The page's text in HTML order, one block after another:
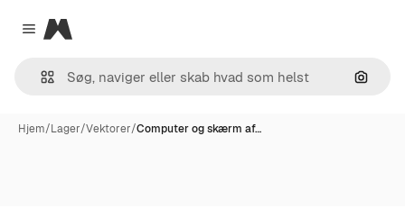
Close menu
Magnific
Søg
Hjem/Lager/Vektorer/Computer og skærm af…